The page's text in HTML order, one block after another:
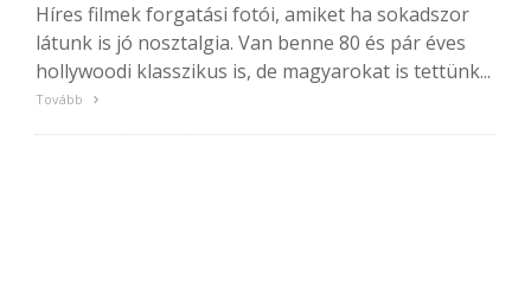
Híres filmek forgatási fotói, amiket ha sokadszor
látunk is jó nosztalgia. Van benne 80 és pár éves
hollywoodi klasszikus is, de magyarokat is tettünk...
Tovább